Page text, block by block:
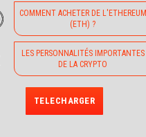
COMMENT ACHETER DE L'ETHEREUM
(ETH) ?
LES PERSONNALITÉS IMPORTANTES
DE LA CRYPTO
TELECHARGER